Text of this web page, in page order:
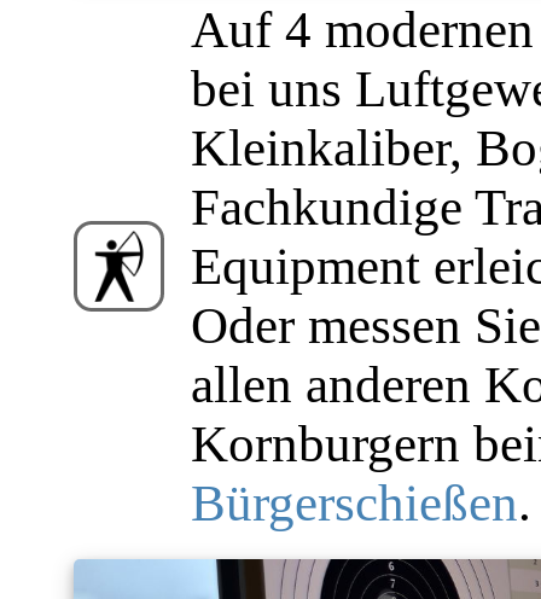
Auf 4
bei uns
Kleinkaliber,
Fachkundige
Equipment
Oder messen
allen anderen
Kornburgern
Bürgerschießen.